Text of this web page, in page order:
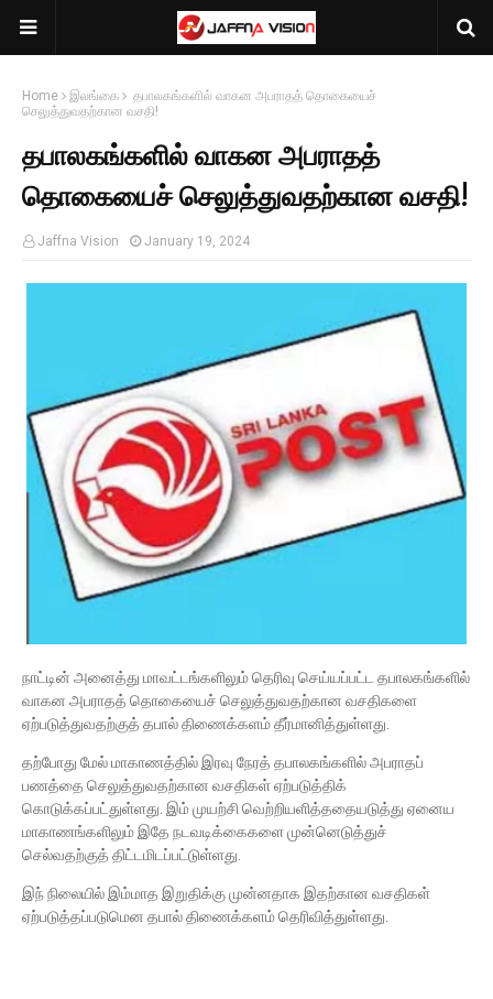
Home இலங்கை
தபாலகங்களில் வாகன அபராதத் தொகையைச்
செலுத்துவதற்கான வசதி!
தபாலகங்களில் வாகன அபராதத்
தொகையைச் செலுத்துவதற்கான வசதி!
Jaffna Vision January 19, 2024
நாட்டின் அனைத்து மாவட்டங்களிலும் தெரிவு செய்யப்பட்ட தபாலகங்களில்
வாகன அபராதத் தொகையைச் செலுத்துவதற்கான வசதிகளை
ஏற்படுத்துவதற்குத் தபால் திணைக்களம் தீர்மானித்துள்ளது.
தற்போது மேல் மாகாணத்தில் இரவு நேரத் தபாலகங்களில் அபராதப்
பணத்தை செலுத்துவதற்கான வசதிகள் ஏற்படுத்திக்
கொடுக்கப்பட்துள்ளது. இம் முயற்சி வெற்றியளித்ததையடுத்து ஏனைய
மாகாணங்களிலும் இதே நடவடிக்கைகளை முன்னெடுத்துச்
செல்வதற்குத் திட்டமிடப்பட்டுள்ளது.
இந் நிலையில் இம்மாத இறுதிக்கு முன்னதாக இதற்கான வசதிகள்
ஏற்படுத்தப்படுமென தபால் திணைக்களம் தெரிவித்துள்ளது.